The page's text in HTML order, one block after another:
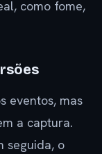
como fome,
eventos, mas
a captura.
seguida, o